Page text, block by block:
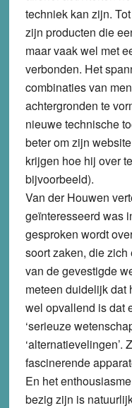
techniek kan zijn.
zijn producten die
maar vaak wel met
verbonden. Het
combinaties van
achtergronden te
nieuwe technische
beter om zijn
krijgen hoe hij over
bijvoorbeeld).
Van der Houwen
geïnteresseerd was
gesproken wordt
soort zaken, die
van de gevestigde
meteen duidelijk dat
wel opvallend is dat
‘serieuze
‘alternatievelingen’.
fascinerende
En het
bezig zijn is